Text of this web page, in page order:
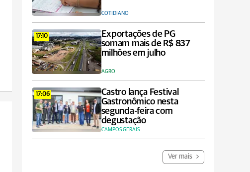
COTIDIANO
17:10
Exportações de PG
somam mais de R$ 837
milhões em julho
AGRO
17:06
Castro lança Festival
Gastronômico nesta
segunda-feira com
degustação
CAMPOS GERAIS
Ver mais